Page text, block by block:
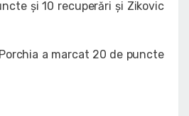
și 10 recuperări și Zikovic
a marcat 20 de puncte